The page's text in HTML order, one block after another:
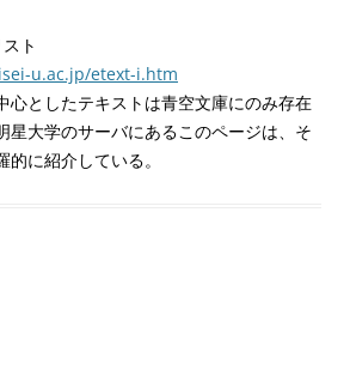
ト
u.ac.jp/etext-i.htm
心としたテキストは青空文庫にのみ存在
星大学のサーバにあるこのページは、そ
に紹介している。